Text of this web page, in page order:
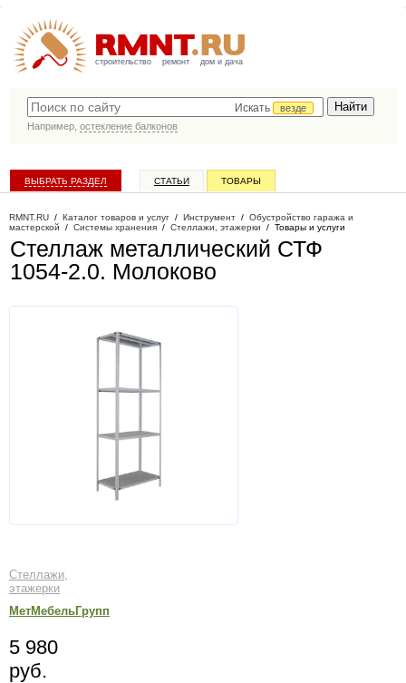
строительство ремонт дом и дача
Искать
везде
Например, остекление балконов
ВЫБРАТЬ РАЗДЕЛ СТАТЬИ ТОВАРЫ
RMNT.RU / Каталог товаров и услуг / Инструмент / Обустройство гаража и
мастерской / Системы хранения / Стеллажи, этажерки / Товары и услуги
Стеллаж металлический СТФ
1054-2.0. Молоково
Стеллажи,
этажерки
МетМебельГрупп
5 980
руб.